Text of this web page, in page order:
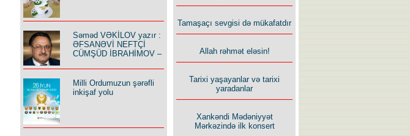
Səməd VƏKİLOV yazır :
ƏFSANƏVİ NEFTÇİ
CÜMŞÜD İBRAHİMOV –
Milli Ordumuzun şərəfli
inkişaf yolu
Tamaşaçı sevgisi də mükafatdır
Allah rəhmət eləsin!
Tarixi yaşayanlar və tarixi
yaradanlar
Xankəndi Mədəniyyət
Mərkəzində ilk konsert